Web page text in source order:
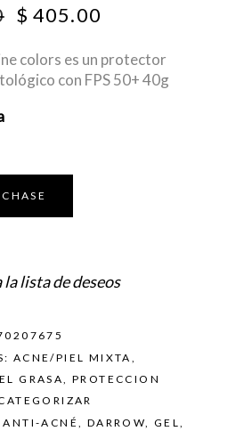
ORIGINAL
WAS:
$ 450.00.
$ 405.00
IS:
$ 405.00.
colors es un protector
con FPS 50+ 40g
la lista de deseos
ACNE/PIEL MIXTA ,
GRASA,PROTECCION
ANTI-ACNÉ, DARROW,GEL,